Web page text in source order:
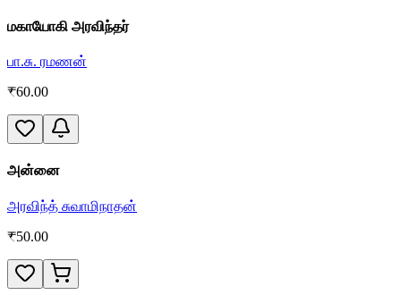
மகாயோகி அரவிந்தர்
பா.சு. ரமணன்
₹60.00
அன்னை
அரவிந்த் சுவாமிநாதன்
₹50.00